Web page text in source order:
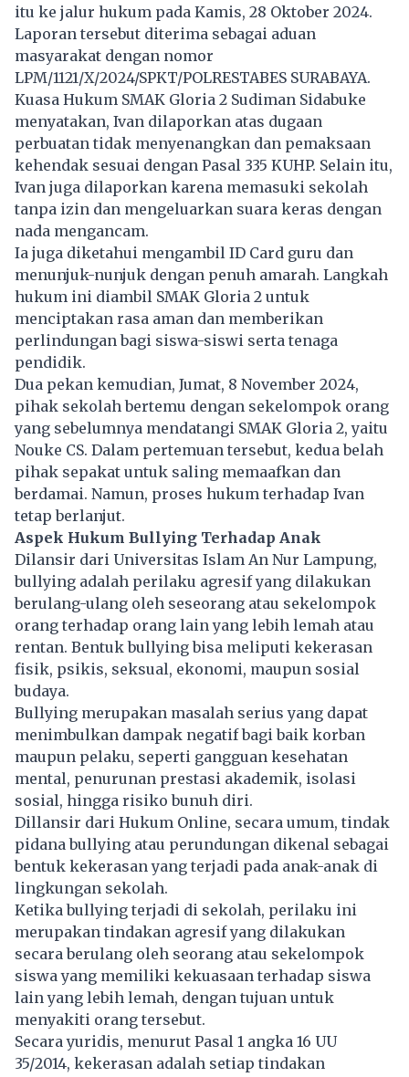
itu ke jalur hukum pada Kamis, 28 Oktober 2024.
Laporan tersebut diterima sebagai aduan
masyarakat dengan nomor
LPM/1121/X/2024/SPKT/POLRESTABES SURABAYA.
Kuasa Hukum SMAK Gloria 2 Sudiman Sidabuke
menyatakan, Ivan dilaporkan atas dugaan
perbuatan tidak menyenangkan dan pemaksaan
kehendak sesuai dengan Pasal 335 KUHP. Selain itu,
Ivan juga dilaporkan karena memasuki sekolah
tanpa izin dan mengeluarkan suara keras dengan
nada mengancam.
Ia juga diketahui mengambil ID Card guru dan
menunjuk-nunjuk dengan penuh amarah. Langkah
hukum ini diambil SMAK Gloria 2 untuk
menciptakan rasa aman dan memberikan
perlindungan bagi siswa-siswi serta tenaga
pendidik.
Dua pekan kemudian, Jumat, 8 November 2024,
pihak sekolah bertemu dengan sekelompok orang
yang sebelumnya mendatangi SMAK Gloria 2, yaitu
Nouke CS. Dalam pertemuan tersebut, kedua belah
pihak sepakat untuk saling memaafkan dan
berdamai. Namun, proses hukum terhadap Ivan
tetap berlanjut.
Aspek Hukum Bullying Terhadap Anak
Dilansir dari Universitas Islam An Nur Lampung,
bullying adalah perilaku agresif yang dilakukan
berulang-ulang oleh seseorang atau sekelompok
orang terhadap orang lain yang lebih lemah atau
rentan. Bentukbullyingbisa meliputi kekerasan
fisik, psikis, seksual, ekonomi, maupun sosial
budaya.
Bullying merupakan masalah serius yang dapat
menimbulkan dampak negatif bagi baik korban
maupun pelaku, seperti gangguan kesehatan
mental, penurunan prestasi akademik, isolasi
sosial, hingga risiko bunuh diri.
Dillansir dari Hukum Online, secara umum, tindak
pidana bullying atau perundungan dikenal sebagai
bentuk kekerasan yang terjadi pada anak-anak di
lingkungan sekolah.
Ketika bullying terjadi di sekolah, perilaku ini
merupakan tindakan agresif yang dilakukan
secara berulang oleh seorang atau sekelompok
siswa yang memiliki kekuasaan terhadap siswa
lain yang lebih lemah, dengan tujuan untuk
menyakiti orang tersebut.
Secara yuridis, menurut Pasal 1 angka 16 UU
35/2014, kekerasan adalah setiap tindakan